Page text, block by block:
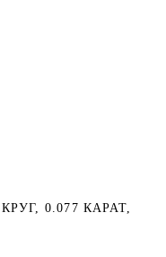
0.077 КАРАТ,